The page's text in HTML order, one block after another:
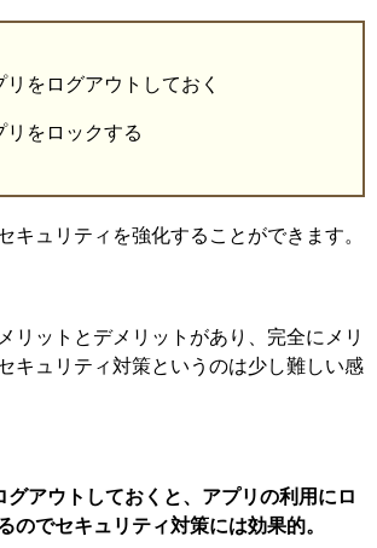
リをログアウトしておく
リをロックする
キュリティを強化することができます。
リットとデメリットがあり、完全にメリ
キュリティ対策というのは少し難しい感
グアウトしておくと、アプリの利用にロ
のでセキュリティ対策には効果的。